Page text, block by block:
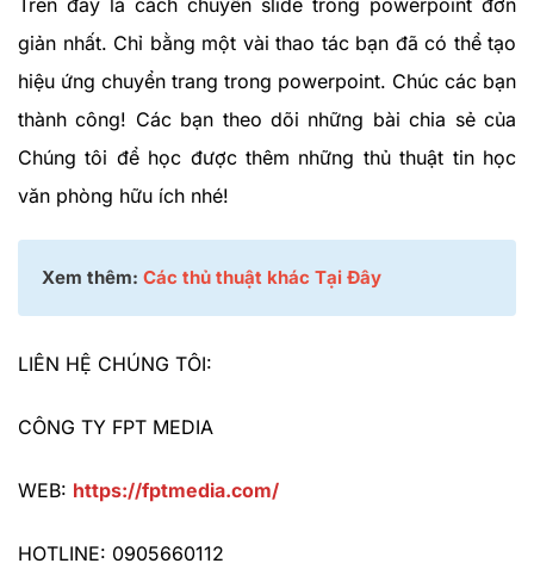
Trên đây là cách chuyển slide trong powerpoint đơn
giản nhất. Chỉ bằng một vài thao tác bạn đã có thể tạo
hiệu ứng chuyển trang trong powerpoint. Chúc các bạn
thành công! Các bạn theo dõi những bài chia sẻ của
Chúng tôi để học được thêm những thủ thuật tin học
văn phòng hữu ích nhé!
Xem thêm: Các thủ thuật khác Tại Đây
LIÊN HỆ CHÚNG TÔI:
CÔNG TY FPT MEDIA
WEB: https://fptmedia.com/
HOTLINE: 0905660112